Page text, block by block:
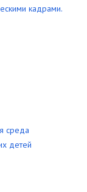
кадрами.
среда
детей